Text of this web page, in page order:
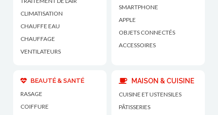
CLIMATISATION
CHAUFFE EAU
CHAUFFAGE
VENTILATEURS
SMARTPHONE
APPLE
OBJETS CONNECTÉS
ACCESSOIRES
BEAUTÉ & SANTÉ
RASAGE
COIFFURE
MAISON & CUISINE
CUISINE ET USTENSILES
PÂTISSERIES